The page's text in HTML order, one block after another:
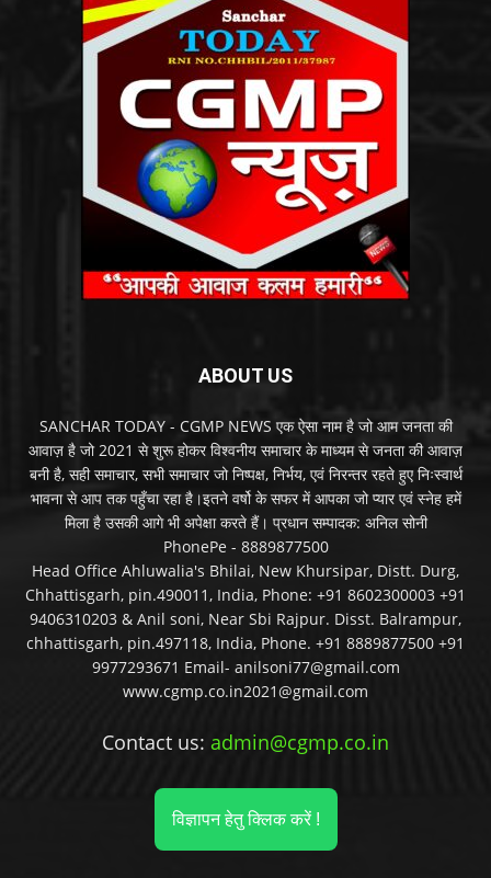
ABOUT US
SANCHAR TODAY - CGMP NEWS एक ऐसा नाम है जो आम जनता की
आवाज़ है जो 2021 से शुरू होकर विश्वनीय समाचार के माध्यम से जनता की आवाज़
बनी है, सही समाचार, सभी समाचार जो निष्पक्ष, निर्भय, एवं निरन्तर रहते हुए निःस्वार्थ
भावना से आप तक पहुँचा रहा है।इतने वर्षो के सफर में आपका जो प्यार एवं स्नेह हमें
मिला है उसकी आगे भी अपेक्षा करते हैं। प्रधान सम्पादक: अनिल सोनी
PhonePe - 8889877500
Head Office Ahluwalia's Bhilai, New Khursipar, Distt. Durg,
Chhattisgarh, pin.490011, India, Phone: +91 8602300003 +91
9406310203 & Anil soni, Near Sbi Rajpur. Disst. Balrampur,
chhattisgarh, pin.497118, India, Phone. +91 8889877500 +91
9977293671 Email- anilsoni77@gmail.com
www.cgmp.co.in2021@gmail.com
Contact us: admin@cgmp.co.in
विज्ञापन हेतु क्लिक करें !